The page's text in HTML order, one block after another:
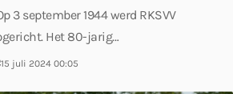
3 september 1944 werd RKSVV
Het 80-jarig…
15 juli 2024 00:05